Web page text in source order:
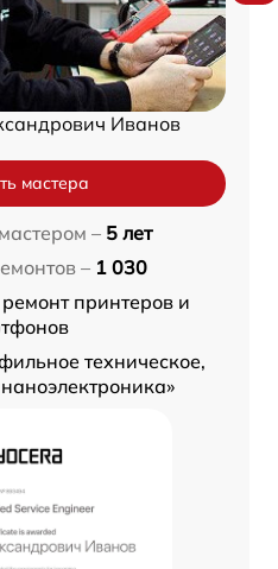
Иванов
мастера
– 5 лет
– 1 030
ремонт принтеров и
техническое,